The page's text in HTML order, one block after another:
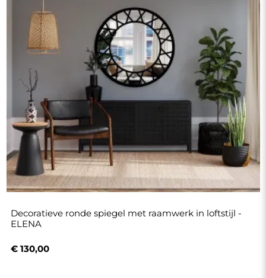
Decoratieve ronde spiegel met raamwerk in loftstijl -
ELENA
€ 130,00